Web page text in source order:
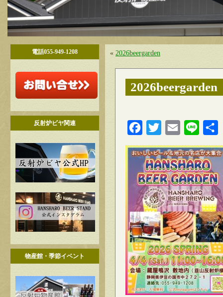
電話055-949-1208
反射炉ビヤ関連
物産館・季節イベント
« 2026beergarden
2026beergarden
FacebookTwitter Email Line